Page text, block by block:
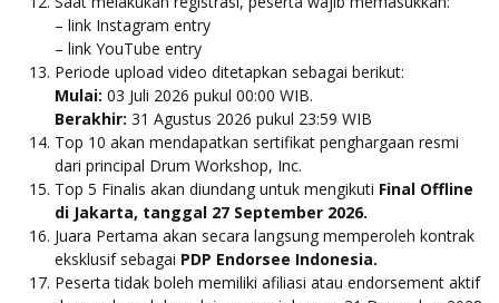
– link Instagram entry
– link YouTube entry
⁠Periode upload video ditetapkan sebagai berikut:
Mulai: 03 Juli 2026 pukul 00:00 WIB.
Berakhir: 31 Agustus 2026 pukul 23:59 WIB
Top 10 akan mendapatkan sertifikat penghargaan resmi
dari principal Drum Workshop, Inc.
Top 5 Finalis akan diundang untuk mengikuti Final Offline
di Jakarta, tanggal 27 September 2026.
Juara Pertama akan secara langsung memperoleh kontrak
eksklusif sebagai PDP Endorsee Indonesia.
Peserta tidak boleh memiliki afiliasi atau endorsement aktif